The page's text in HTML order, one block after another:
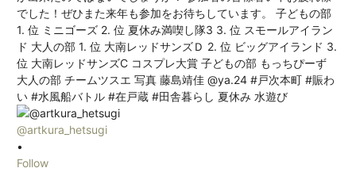
@artkura_hetsugi
•
Follow